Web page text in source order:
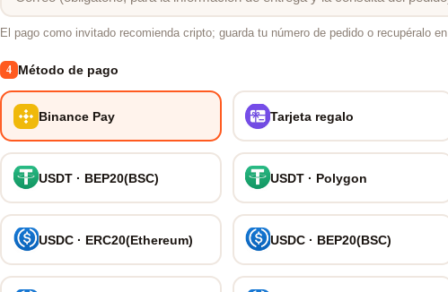
El pago como invitado recomienda cripto; guarda tu número de pedido o recupéralo en
4 Método de pago
Binance Pay Tarjeta regalo
USDT · BEP20(BSC) USDT · Polygon
USDC · ERC20(Ethereum) USDC · BEP20(BSC)